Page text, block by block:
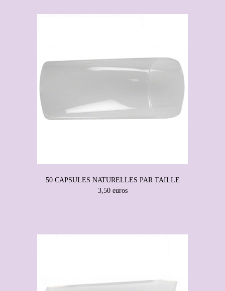
50 CAPSULES NATURELLES PAR TAILLE
3,50 euros